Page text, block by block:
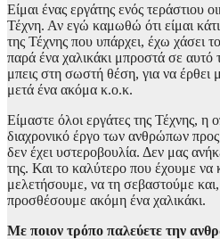
Είμαι ένας εργάτης ενός τεράστιου
Τέχνη. Αν εγώ καμωθώ ότι είμαι
της Τέχνης που υπάρχει, έχω χάσει
παρά ένα χαλικάκι μπροστά σε
μπεις στη σωστή θέση, για να έρθει
μετά ένα ακόμα κ.ο.κ.
Είμαστε όλοι εργάτες της Τέχνης, η
διαχρονικό έργο των ανθρώπων
δεν έχει υστεροβουλία. Δεν μας
της. Και το καλύτερο που έχουμε να
μελετήσουμε, να τη σεβαστούμε
προσθέσουμε ακόμη ένα χαλικάκι.
Με ποιον τρόπο παλεύετε την